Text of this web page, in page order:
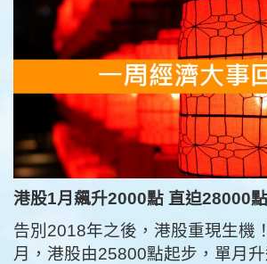
港股1月飆升2000點 直迫28000點
告別2018年之後，港股重現生機
月，港股由25800點起步，單月